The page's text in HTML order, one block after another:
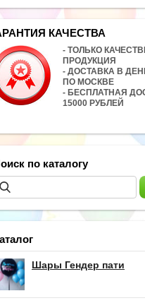
КАЧЕСТВА
- ТОЛЬКО
ПРОДУКЦИЯ
- ДОСТАВКА В
ПО МОСКВЕ
- БЕСПЛАТНАЯ
15000 РУБЛЕЙ
по каталогу
Шары Гендер пати